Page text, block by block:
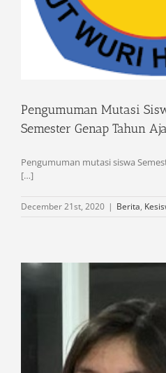
Pengumuman Mutasi
Semester Genap Tahun
Pengumuman mutasi siswa
[…]
December 21st, 2020 | Berita,